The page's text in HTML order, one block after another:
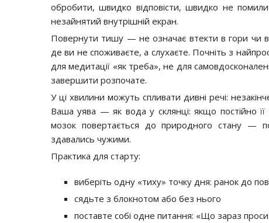
обробити, швидко відповісти, швидко не
незайнятий внутрішній екран.
Повернути тишу — не означає втекти в гори чи
де ви не споживаєте, а слухаєте. Почніть з
для медитації «як треба», не для
завершити розпочате.
У ці хвилини можуть спливати дивні речі:
Ваша уява — як вода у склянці: якщо постійно
мозок повертається до природного стану —
здавались чужими.
Практика для старту:
виберіть одну «тиху» точку дня: ранок до
сядьте з блокнотом або без нього
поставте собі одне питання: «Що зараз